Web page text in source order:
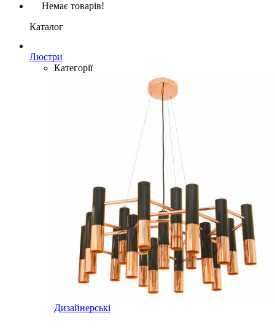
Немає товарів!
Каталог
Люстри
Категорії
Дизайнерські